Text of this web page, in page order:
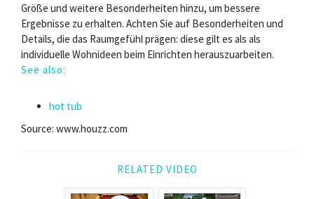
Größe und weitere Besonderheiten hinzu, um bessere
Ergebnisse zu erhalten. Achten Sie auf Besonderheiten und
Details, die das Raumgefühl prägen: diese gilt es als als
individuelle Wohnideen beim Einrichten herauszuarbeiten.
See also:
hot tub
Source: www.houzz.com
RELATED VIDEO